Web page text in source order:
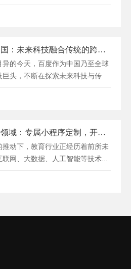
探秘百度帝国：未来科技融合传统的跨界先锋
异的今天，百度作为中国乃至全球
巨头，不断在探索未来科技与传
赋能教育新领域：专属小程序定制，开创学习新纪元
推动下，教育行业正经历着前所未
联网、大数据、人工智能等技术...